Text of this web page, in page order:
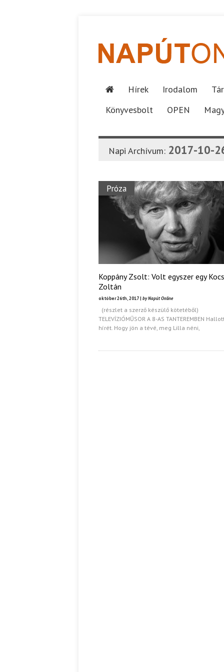
Hírek Irodalom
Könyvesbolt
OPEN
Napi Archívum: 2017-10-
Próza
Koppány Zsolt: Volt egyszer egy
Zoltán
október 26th, 2017 | by Napút Online
(részlet a szerző készülő kötetéből)
TELEVÍZIÓMŰSOR A 8-AS TANTEREMBEN
hírét. Hogy jön a tévé, meg Lilla néni,